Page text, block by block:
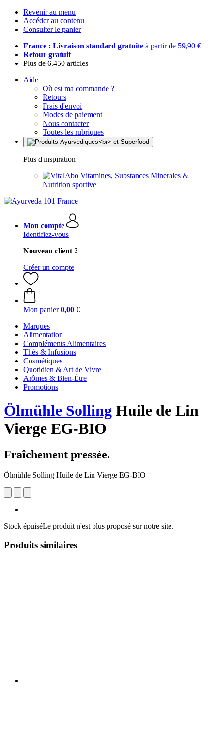
Revenir au menu
Accéder au contenu
Consulter le panier
France : Livraison standard gratuite à partir de 59,90 €
Retour gratuit
Plus de 6.450 articles
Aide
Où est ma commande ?
Retours
Frais d'envoi
Modes de paiement
Nous contacter
Toutes les rubriques
Plus d'inspiration
Vitamines, Substances Minérales &
Nutrition sportive
Mon compte
Identifiez-vous
Nouveau client ?
Créer un compte
Mon panier 0,00 €
Marques
Alimentation
Compléments Alimentaires
Thés & Infusions
Cosmétiques
Quotidien & Art de Vivre
Arômes & Bien-Être
Promotions
Ölmühle Solling Huile de Lin
Vierge EG-BIO
Fraîchement pressée.
Ölmühle Solling Huile de Lin Vierge EG-BIO
Stock épuiséLe produit n'est plus proposé sur notre site.
Produits similaires